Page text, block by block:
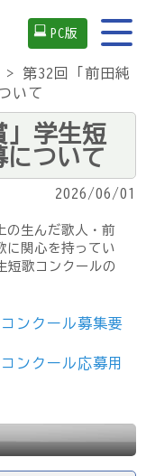
PC版
> 第32回「前田純
いて
」学生短
について
2026/06/01
の生んだ歌人・前
に関心を持ってい
短歌コンクールの
ンクール募集要
ンクール応募用